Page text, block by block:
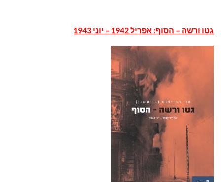
גטו ורשה – הסוף: אפריל 1942 – יוני 1943